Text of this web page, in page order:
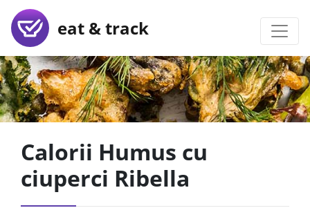
eat & track
Calorii Humus cu
ciuperci Ribella